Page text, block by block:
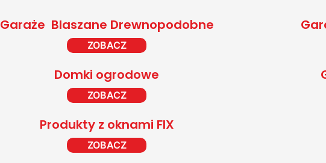
Garaże Blaszane Drewnopodobne
ZOBACZ
Domki ogrodowe
ZOBACZ
Produkty z oknami FIX
ZOBACZ